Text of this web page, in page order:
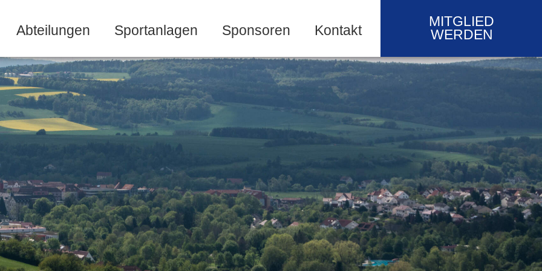
Abteilungen Sportanlagen Sponsoren Kontakt
MITGLIED
WERDEN